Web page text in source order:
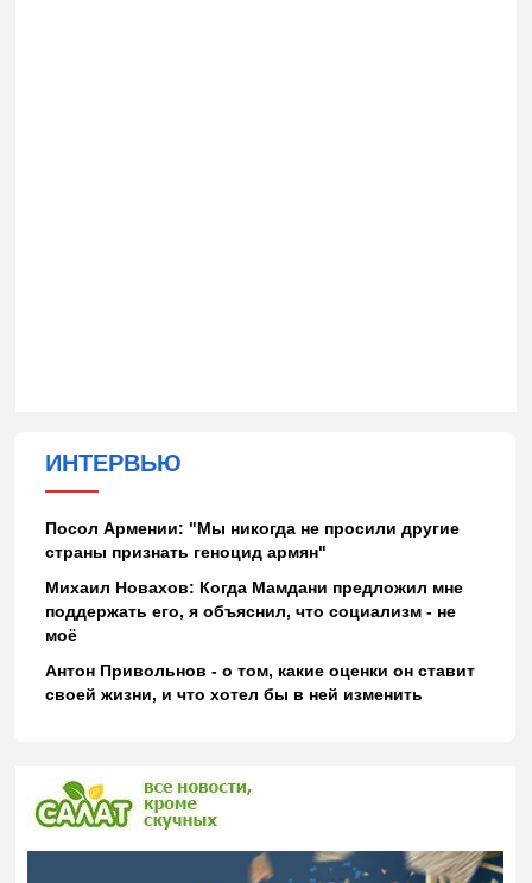
ИНТЕРВЬЮ
Посол Армении: "Мы никогда не просили другие
страны признать геноцид армян"
Михаил Новахов: Когда Мамдани предложил мне
поддержать его, я объяснил, что социализм - не
моё
Антон Привольнов - о том, какие оценки он ставит
своей жизни, и что хотел бы в ней изменить